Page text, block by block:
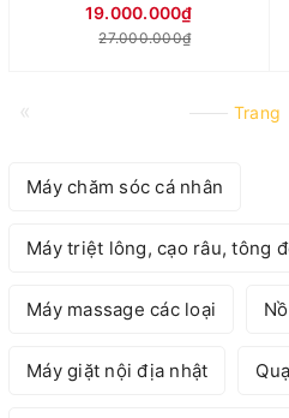
19.000.000₫
27.000.000₫
« Trang
Máy chăm sóc cá nhân
Máy triệt lông, cạo râu, tông
Máy massage các loại
Máy giặt nội địa nhật